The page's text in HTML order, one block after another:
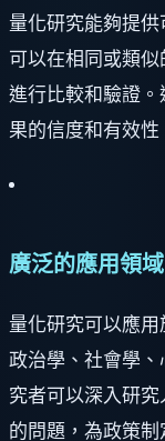
量化研究能夠提
可以在相同或類
進行比較和驗證
果的信度和有效性
廣泛的應用領域
量化研究可以應用
政治學、社會學
究者可以深入研
的問題，為政策